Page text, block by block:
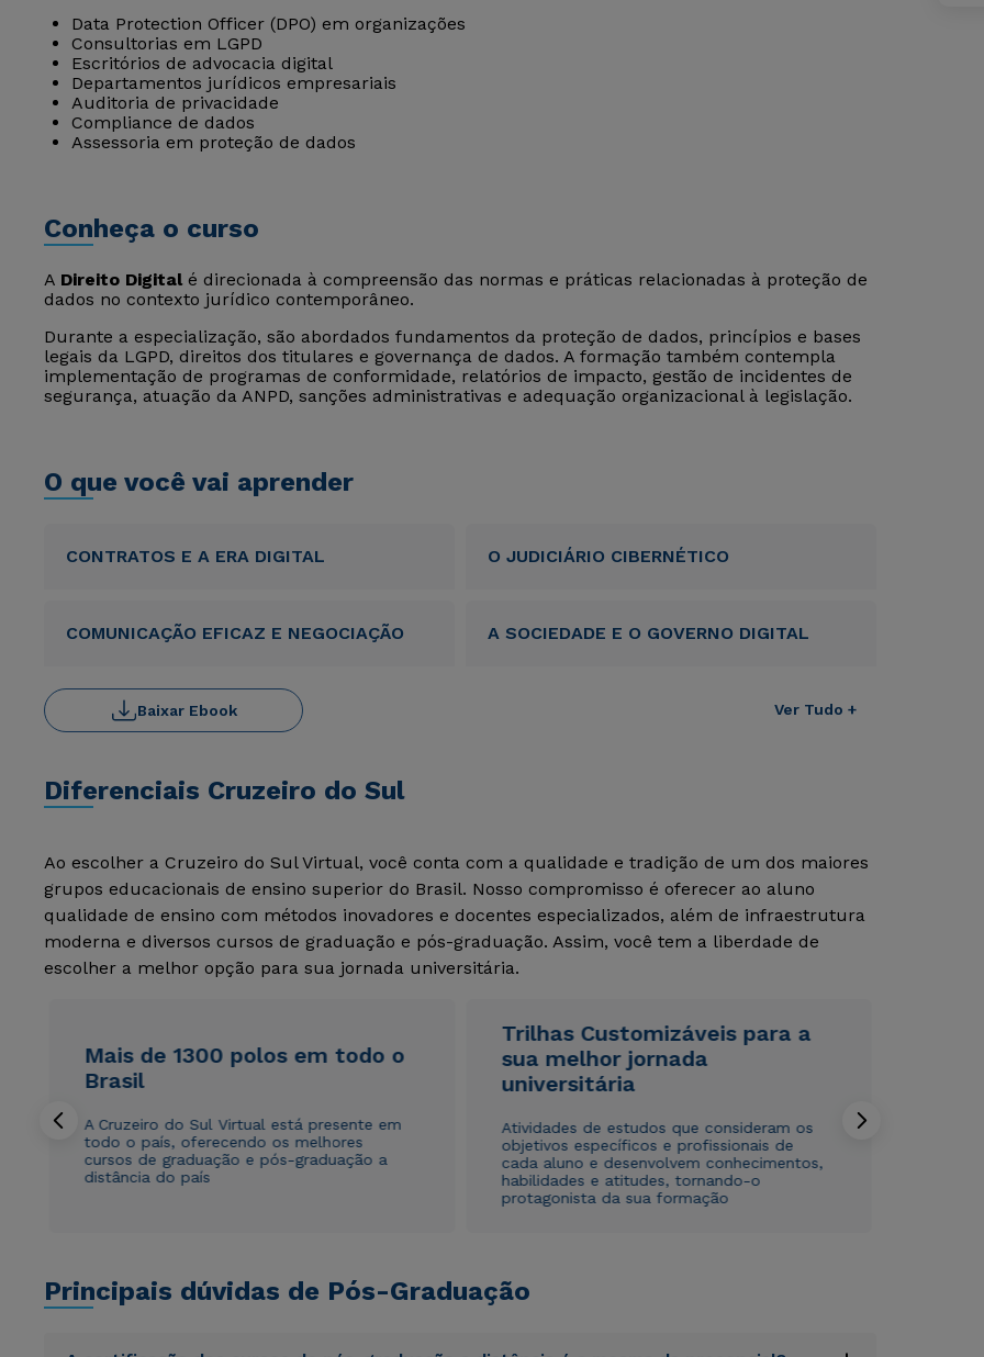
Data Protection Officer (DPO) em organizações
Consultorias em LGPD
Escritórios de advocacia digital
Departamentos jurídicos empresariais
Auditoria de privacidade
Compliance de dados
Assessoria em proteção de dados
Conheça o curso
A Direito Digitalé direcionada à compreensão das normas e práticas relacionadas à proteção de
dados no contexto jurídico contemporâneo.
Durante a especialização, são abordados fundamentos da proteção de dados, princípios e bases
legais da LGPD, direitos dos titulares e governança de dados. A formação também contempla
implementação de programas de conformidade, relatórios de impacto, gestão de incidentes de
segurança, atuação da ANPD, sanções administrativas e adequação organizacional à legislação.
O que você vai aprender
CONTRATOS E A ERA DIGITAL O JUDICIÁRIO CIBERNÉTICO
COMUNICAÇÃO EFICAZ E NEGOCIAÇÃO A SOCIEDADE E O GOVERNO DIGITAL
Ver Tudo +
Baixar Ebook
Diferenciais Cruzeiro do Sul
Ao escolher a Cruzeiro do Sul Virtual, você conta com a qualidade e tradição de um dos maiores
grupos educacionais de ensino superior do Brasil. Nosso compromisso é oferecer ao aluno
qualidade de ensino com métodos inovadores e docentes especializados, além de infraestrutura
moderna e diversos cursos de graduação e pós-graduação. Assim, você tem a liberdade de
escolher a melhor opção para sua jornada universitária.
Mais de 1300 polos em todo o
Brasil
A Cruzeiro do Sul Virtual está presente em
todo o país, oferecendo os melhores
cursos de graduação e pós-graduação a
distância do país
Trilhas Customizáveis para a
sua melhor jornada
universitária
Atividades de estudos que consideram os
objetivos específicos e profissionais de
cada aluno e desenvolvem conhecimentos,
habilidades e atitudes, tornando-o
protagonista da sua formação
Principais dúvidas de Pós-Graduação
Rápido e fácil
WhatsApp
ou
Rápido e fácil
WhatsApp
ou